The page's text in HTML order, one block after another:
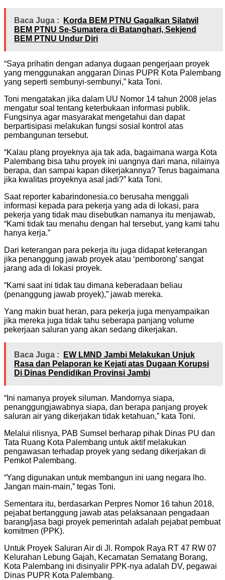
Baca Juga :
Korda BEM PTNU Gagalkan Silatwil
BEM PTNU Se-Sumatera di Batanghari, Sekjend
BEM PTNU Undur Diri
“Saya prihatin dengan adanya dugaan pengerjaan proyek
yang menggunakan anggaran Dinas PUPR Kota Palembang
yang seperti sembunyi-sembunyi,” kata Toni.
Toni mengatakan jika dalam UU Nomor 14 tahun 2008 jelas
mengatur soal tentang keterbukaan informasi publik.
Fungsinya agar masyarakat mengetahui dan dapat
berpartisipasi melakukan fungsi sosial kontrol atas
pembangunan tersebut.
“Kalau plang proyeknya aja tak ada, bagaimana warga Kota
Palembang bisa tahu proyek ini uangnya dari mana, nilainya
berapa, dan sampai kapan dikerjakannya? Terus bagaimana
jika kwalitas proyeknya asal jadi?” kata Toni.
Saat reporter kabarindonesia.co berusaha menggali
informasi kepada para pekerja yang ada di lokasi, para
pekerja yang tidak mau disebutkan namanya itu menjawab,
“Kami tidak tau menahu dengan hal tersebut, yang kami tahu
hanya kerja.”
Dari keterangan para pekerja itu juga didapat keterangan
jika penanggung jawab proyek atau ‘pemborong’ sangat
jarang ada di lokasi proyek.
“Kami saat ini tidak tau dimana keberadaan beliau
(penanggung jawab proyek),” jawab mereka.
Yang makin buat heran, para pekerja juga menyampaikan
jika mereka juga tidak tahu seberapa panjang volume
pekerjaan saluran yang akan sedang dikerjakan.
Baca Juga :
EW LMND Jambi Melakukan Unjuk
Rasa dan Pelaporan ke Kejati atas Dugaan Korupsi
Di Dinas Pendidikan Provinsi Jambi
“Ini namanya proyek siluman. Mandornya siapa,
penanggungjawabnya siapa, dan berapa panjang proyek
saluran air yang dikerjakan tidak ketahuan,” kata Toni.
Melalui rilisnya, PAB Sumsel berharap pihak Dinas PU dan
Tata Ruang Kota Palembang untuk aktif melakukan
pengawasan terhadap proyek yang sedang dikerjakan di
Pemkot Palembang.
“Yang digunakan untuk membangun ini uang negara lho.
Jangan main-main,” tegas Toni.
Sementara itu, berdasarkan Perpres Nomor 16 tahun 2018,
pejabat bertanggung jawab atas pelaksanaan pengadaan
barang/jasa bagi proyek pemerintah adalah pejabat pembuat
komitmen (PPK).
Untuk Proyek Saluran Air di Jl. Rompok Raya RT 47 RW 07
Kelurahan Lebung Gajah, Kecamatan Sematang Borang,
Kota Palembang ini disinyalir PPK-nya adalah DV, pegawai
Dinas PUPR Kota Palembang.